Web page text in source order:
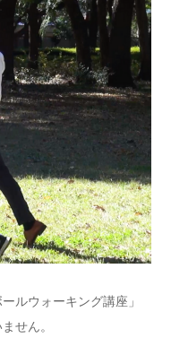
ルウォーキング講座」
せん。